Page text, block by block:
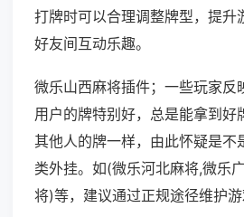
打牌时可以合理调整牌型，提升
好友间互动乐趣。
微乐山西麻将插件；一些玩家反
用户的牌特别好，总是能拿到好
其他人的牌一样，由此怀疑是不
类外挂。如(微乐河北麻将,微乐
将)等，建议通过正规途径维护游